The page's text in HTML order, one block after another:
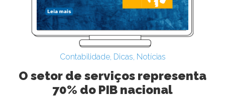
Contabilidade, Dicas, Notícias
O setor de serviços representa
70% do PIB nacional